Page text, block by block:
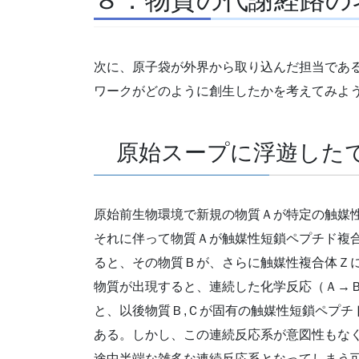
次に、原子袋が外界から取り込んだ担当であ
ワークがどのように創生したかを考えてみよ
原始スープに浮遊した
原始前生物環境で新規の物質Ａが特定の触
それに伴って物質Ａが触媒性短鎖ペプチド複
ると、その物質Ｂが、さらに触媒性複合体
物質が出現すると、連続した化学反応（Ａ→
と、以後物質Ｂ,Ｃが固有の触媒性短鎖ペプ
ある。しかし、この連続反応系が意図性もな